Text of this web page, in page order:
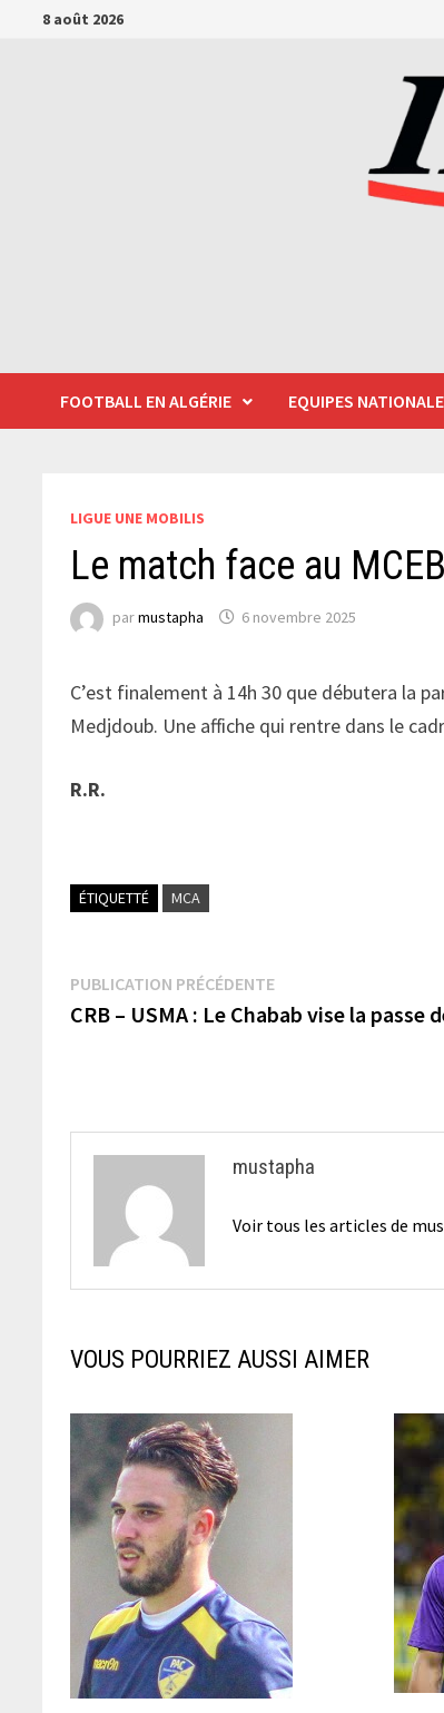
Passer8 août 2026
FOOTBALL EN ALGÉRIE EQUIPES
LIGUE UNE MOBILIS
Le match face au
parmustapha 6 novembre 2025
C’est finalement à 14h 30 que débutera la
Medjdoub. Une affiche qui rentre dans le
R.R.
ÉTIQUETTÉ MCA
Navigation
de
PUBLICATION PRÉCÉDENTEPublication
précédente :
CRB – USMA : Le Chabab vise la passe
mustapha
Voir tous les articles de
VOUS POURRIEZ AUSSI AIMER